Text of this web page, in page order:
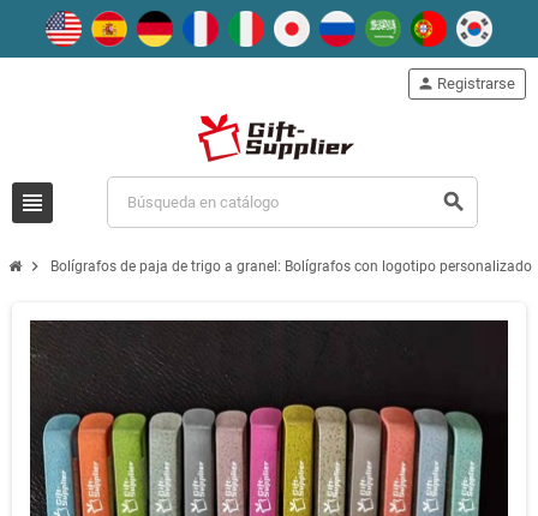
view_headline search
person Registrarse
chevron_right Bolígrafos de paja de trigo a granel: Bolígrafos con logotipo personalizado